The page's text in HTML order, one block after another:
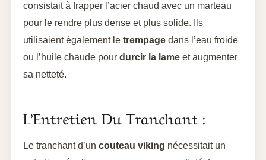
consistait à frapper l’acier chaud avec un marteau
pour le rendre plus dense et plus solide. Ils
utilisaient également le trempage dans l’eau froide
ou l’huile chaude pour durcir la lame et augmenter
sa netteté.
L’Entretien Du Tranchant :
Le tranchant d’un couteau viking nécessitait un